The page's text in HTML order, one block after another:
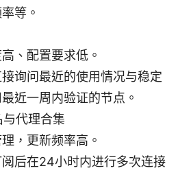
等。
、配置要求低。
询问最近的使用情况与稳定
近一周内验证的节点。
代理合集
，更新频率高。
后在24小时内进行多次连接